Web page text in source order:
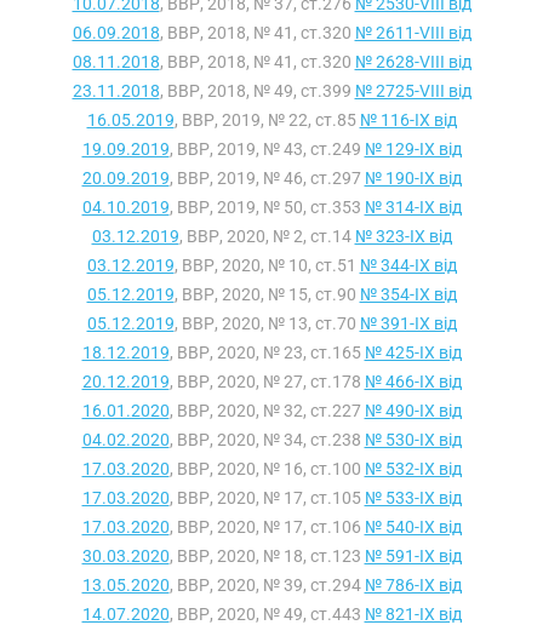
06.09.2018, ВВР, 2018, № 41, ст.320 № 2611-VIII від
08.11.2018, ВВР, 2018, № 41, ст.320 № 2628-VIII від
23.11.2018, ВВР, 2018, № 49, ст.399 № 2725-VIII від
16.05.2019, ВВР, 2019, № 22, ст.85 № 116-IX від
19.09.2019, ВВР, 2019, № 43, ст.249 № 129-IX від
20.09.2019, ВВР, 2019, № 46, ст.297 № 190-IX від
04.10.2019, ВВР, 2019, № 50, ст.353 № 314-IX від
03.12.2019, ВВР, 2020, № 2, ст.14 № 323-IX від
03.12.2019, ВВР, 2020, № 10, ст.51 № 344-IX від
05.12.2019, ВВР, 2020, № 15, ст.90 № 354-IX від
05.12.2019, ВВР, 2020, № 13, ст.70 № 391-IX від
18.12.2019, ВВР, 2020, № 23, ст.165 № 425-IX від
20.12.2019, ВВР, 2020, № 27, ст.178 № 466-IX від
16.01.2020, ВВР, 2020, № 32, ст.227 № 490-IX від
04.02.2020, ВВР, 2020, № 34, ст.238 № 530-IX від
17.03.2020, ВВР, 2020, № 16, ст.100 № 532-IX від
17.03.2020, ВВР, 2020, № 17, ст.105 № 533-IX від
17.03.2020, ВВР, 2020, № 17, ст.106 № 540-IX від
30.03.2020, ВВР, 2020, № 18, ст.123 № 591-IX від
13.05.2020, ВВР, 2020, № 39, ст.294 № 786-IX від
14.07.2020, ВВР, 2020, № 49, ст.443 № 821-IX від